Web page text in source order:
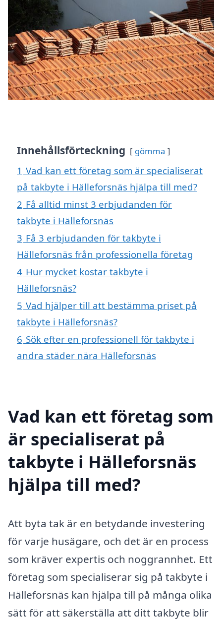
Innehållsförteckning gömma
1 Vad kan ett företag som är specialiserat
på takbyte i Hälleforsnäs hjälpa till med?
2 Få alltid minst 3 erbjudanden för
takbyte i Hälleforsnäs
3 Få 3 erbjudanden för takbyte i
Hälleforsnäs från professionella företag
4 Hur mycket kostar takbyte i
Hälleforsnäs?
5 Vad hjälper till att bestämma priset på
takbyte i Hälleforsnäs?
6 Sök efter en professionell för takbyte i
andra städer nära Hälleforsnäs
Vad kan ett företag som
är specialiserat på
takbyte i Hälleforsnäs
hjälpa till med?
Att byta tak är en betydande investering
för varje husägare, och det är en process
som kräver expertis och noggrannhet. Ett
företag som specialiserar sig på takbyte i
Hälleforsnäs kan hjälpa till på många olika
sätt för att säkerställa att ditt takbyte blir